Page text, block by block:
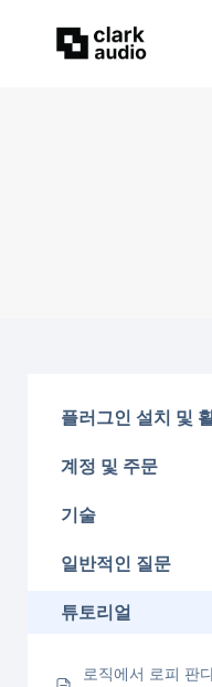
플러그인 설치 및
계정 및 주문
기술
일반적인 질문
튜토리얼
로직에서 로피 판